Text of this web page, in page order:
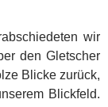
wir
den Gletscher
Blicke zurück,
Blickfeld.